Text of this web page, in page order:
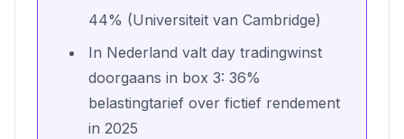
44% (Universiteit van Cambridge)
In Nederland valt day tradingwinst
doorgaans in box 3: 36%
belastingtarief over fictief rendement
in 2025